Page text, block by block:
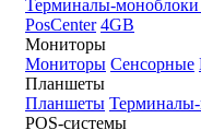
Терминалы-моноблоки
PosCenter 4GB
Мониторы
Мониторы Сенсорные
Планшеты
Планшеты
POS-системы